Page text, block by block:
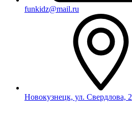
funkidz@mail.ru
Новокузнецк, ул. Свердлова, 2